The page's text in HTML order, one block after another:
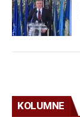
KOLUMNE